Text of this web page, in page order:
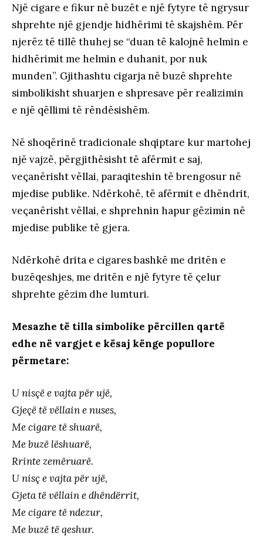
Një cigare e fikur në buzët e një fytyre të ngrysur
shprehte një gjendje hidhërimi të skajshëm. Për
njerëz të tillë thuhej se “duan të kalojnë helmin e
hidhërimit me helmin e duhanit, por nuk
munden”. Gjithashtu cigarja në buzë shprehte
simbolikisht shuarjen e shpresave për realizimin
e një qëllimi të rëndësishëm.
Në shoqërinë tradicionale shqiptare kur martohej
një vajzë, përgjithësisht të afërmit e saj,
veçanërisht vëllai, paraqiteshin të brengosur në
mjedise publike. Ndërkohë, të afërmit e dhëndrit,
veçanërisht vëllai, e shprehnin hapur gëzimin në
mjedise publike të gjera.
Ndërkohë drita e cigares bashkë me dritën e
buzëqeshjes, me dritën e një fytyre të çelur
shprehte gëzim dhe lumturi.
Mesazhe të tilla simbolike përcillen qartë
edhe në vargjet e kësaj kënge popullore
përmetare:
U nisçë e vajta për ujë,
Gjeçë të vëllain e nuses,
Me cigare të shuarë,
Me buzë lëshuarë,
Rrinte zemëruarë.
U nisç e vajta për ujë,
Gjeta të vëllain e dhëndërrit,
Me cigare të ndezur,
Me buzë të qeshur.